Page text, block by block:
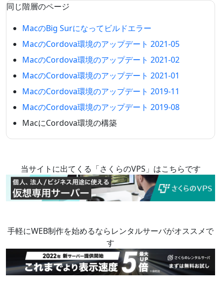
同じ階層のページ
MacのBig Surになってビルドエラー
MacのCordova環境のアップデート 2021-05
MacのCordova環境のアップデート 2021-02
MacのCordova環境のアップデート 2021-01
MacのCordova環境のアップデート 2019-11
MacのCordova環境のアップデート 2019-08
MacにCordova環境の構築
当サイトに出てくる「さくらのVPS」はこちらです
手軽にWEB制作を始めるならレンタルサーバがオススメで
す